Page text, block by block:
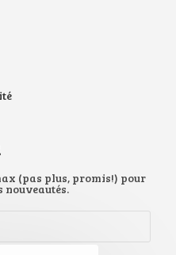
(pas plus, promis!) pour
nouveautés.